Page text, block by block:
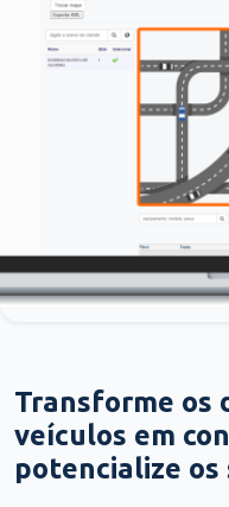
Transforme os
veículos em
potencialize